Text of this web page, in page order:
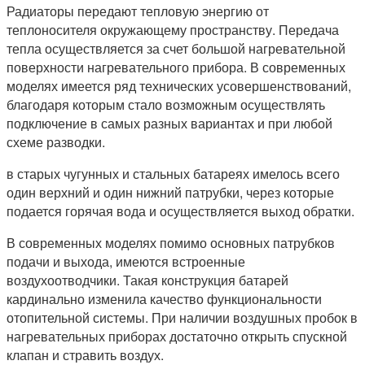
Радиаторы передают тепловую энергию от
теплоносителя окружающему пространству. Передача
тепла осуществляется за счет большой нагревательной
поверхности нагревательного прибора. В современных
моделях имеется ряд технических усовершенствований,
благодаря которым стало возможным осуществлять
подключение в самых разных вариантах и при любой
схеме разводки.
в старых чугунных и стальных батареях имелось всего
один верхний и один нижний патрубки, через которые
подается горячая вода и осуществляется выход обратки.
В современных моделях помимо основных патрубков
подачи и выхода, имеются встроенные
воздухоотводчики. Такая конструкция батарей
кардинально изменила качество функциональности
отопительной системы. При наличии воздушных пробок в
нагревательных приборах достаточно открыть спускной
клапан и стравить воздух.